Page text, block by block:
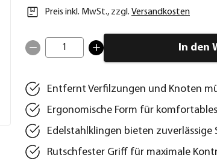
Preis inkl. MwSt., zzgl. Versandkosten
1 In den
Entfernt Verfilzungen und Knoten
Ergonomische Form für
Edelstahlklingen bieten
Rutschfester Griff für maximale